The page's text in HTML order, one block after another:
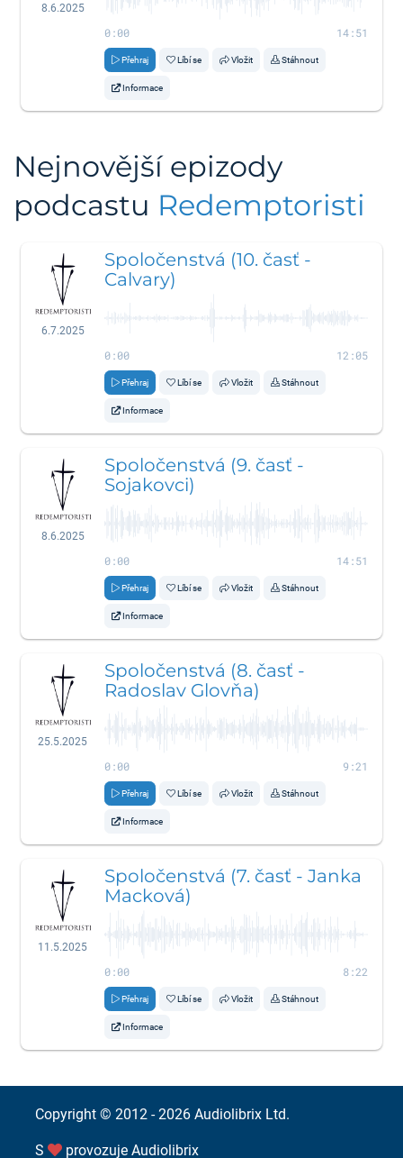
8.6.2025
0:00 14:51
Přehraj Líbí se Vložit Stáhnout
Informace
Nejnovější epizody
podcastu Redemptoristi
6.7.2025
Spoločenstvá (10. časť -
Calvary)
0:00 12:05
Přehraj Líbí se Vložit Stáhnout
Informace
8.6.2025
Spoločenstvá (9. časť -
Sojakovci)
0:00 14:51
Přehraj Líbí se Vložit Stáhnout
Informace
25.5.2025
Spoločenstvá (8. časť -
Radoslav Glovňa)
0:00 9:21
Přehraj Líbí se Vložit Stáhnout
Informace
11.5.2025
Spoločenstvá (7. časť - Janka
Macková)
0:00 8:22
Přehraj Líbí se Vložit Stáhnout
Informace
Copyright © 2012 - 2026 Audiolibrix Ltd.
S provozuje Audiolibrix